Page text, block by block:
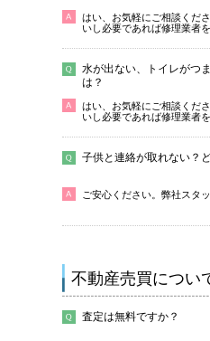
はい、お気軽にご相談くだ
いし必要であれば修理業者
水が出ない、トイレがつ
は？
はい、お気軽にご相談くだ
いし必要であれば修理業者
子供と連絡が取れない？
ご安心ください。弊社スタ
不動産売買につい
査定は無料ですか？